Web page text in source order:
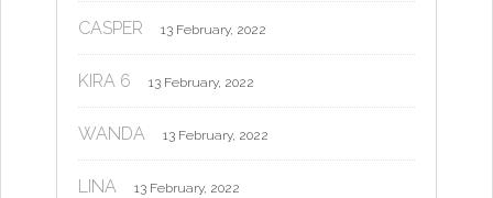
CASPER 13 February, 2022
KIRA 6 13 February, 2022
WANDA 13 February, 2022
LINA 13 February, 2022